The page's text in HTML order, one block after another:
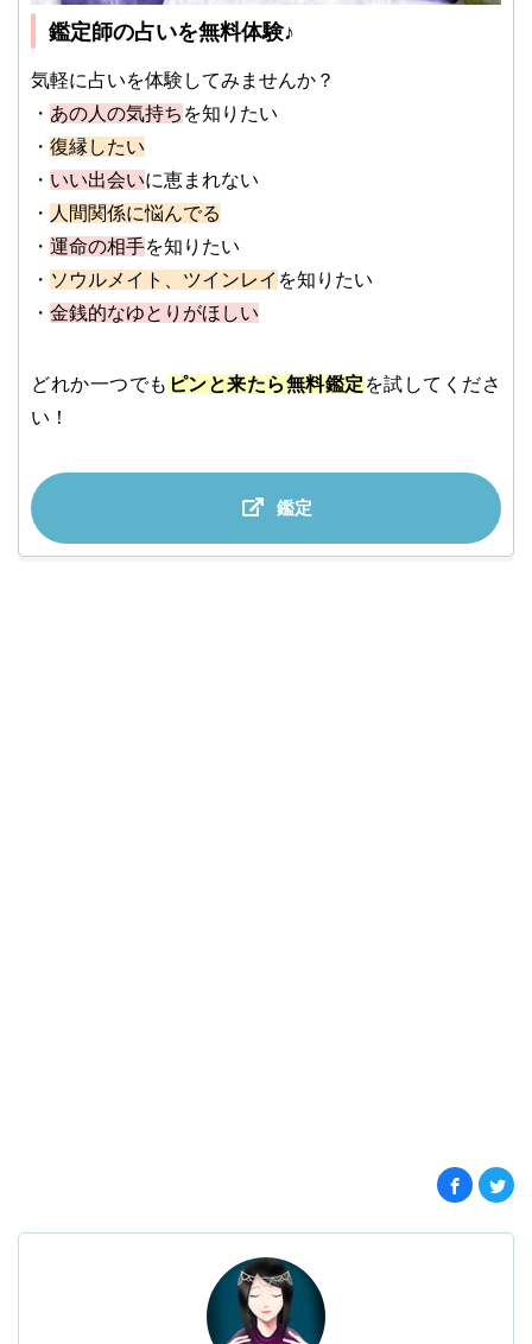
鑑定師の占いを無料体験♪
気軽に占いを体験してみませんか？
・ あの人の気持ち を知りたい
・ 復縁したい
・ いい出会いに恵まれない
・ 人間関係に悩んでる
・ 運命の相手を知りたい
・ ソウルメイト、ツインレイ を知りたい
・ 金銭的なゆとりがほしい
どれか一つでも ピンと来たら無料鑑定 を試してくださ
い！
鑑定